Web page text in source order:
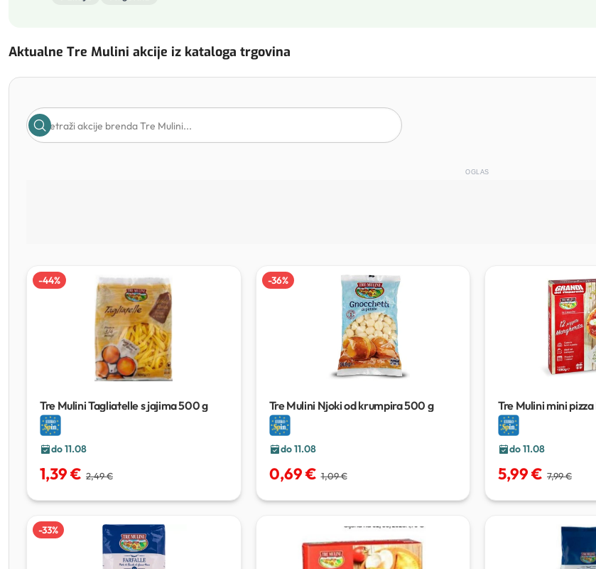
Aktualne Tre Mulini akcije iz kataloga trgovina
OGLAS
-44%
Tre Mulini Tagliatelle s jajima500 g
do 11.08
1,39 € 2,49 €
-36%
Tre Mulini Njoki od krumpira500 g
do 11.08
0,69 € 1,09 €
Tre Mulini mini
kom / 1.08 kg
do 11.08
5,99 € 7,99 €
-33%